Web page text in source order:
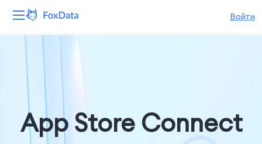
Войти
Решения
Ресурсы
App Store Connect